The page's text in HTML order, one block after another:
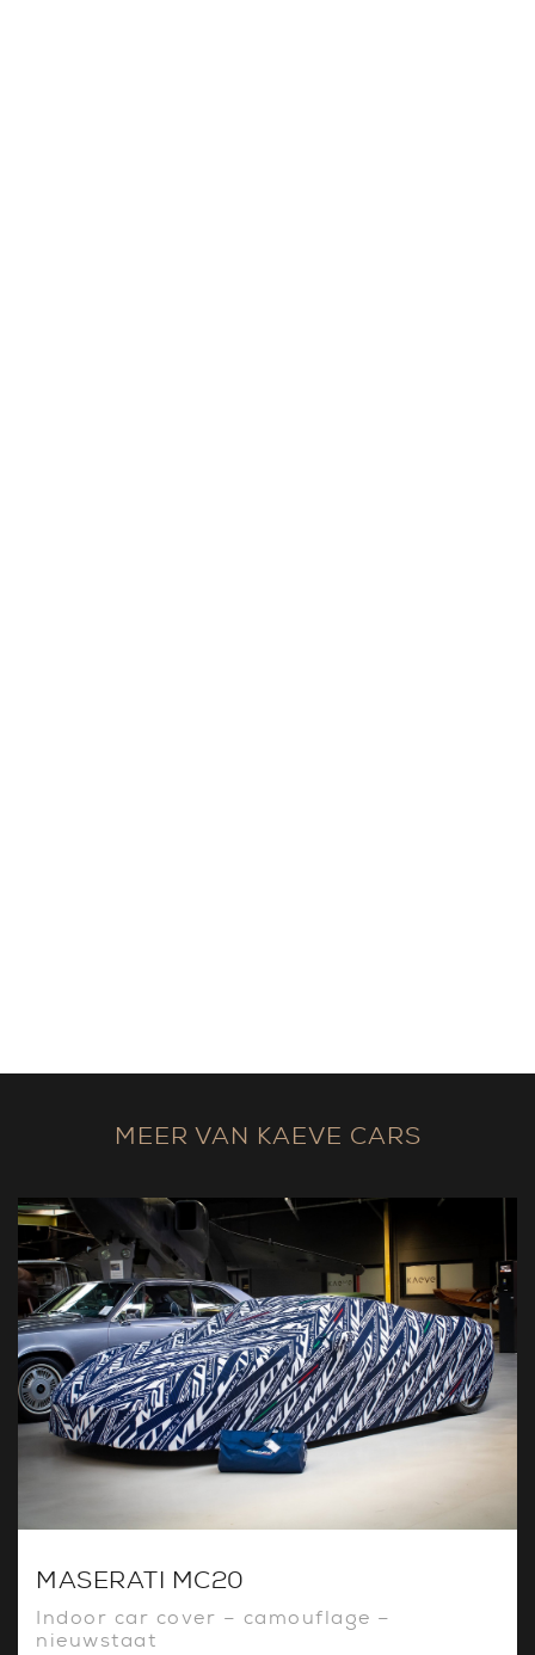
MEER VAN KAEVE CARS
MASERATI MC20
Indoor car cover – camouflage –
nieuwstaat